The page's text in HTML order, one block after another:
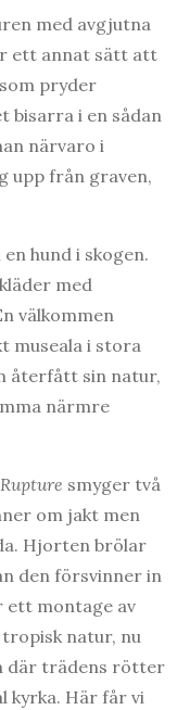
med avgjutna
ett annat sätt att
pryder
bisarra i en sådan
närvaro i
upp från graven,
hund i skogen.
med
välkommen
museala i stora
återfått sin natur,
närmre
Rupture smyger två
om jakt men
Hjorten brölar
den försvinner in
ett montage av
natur, nu
där trädens rötter
kyrka. Här får vi